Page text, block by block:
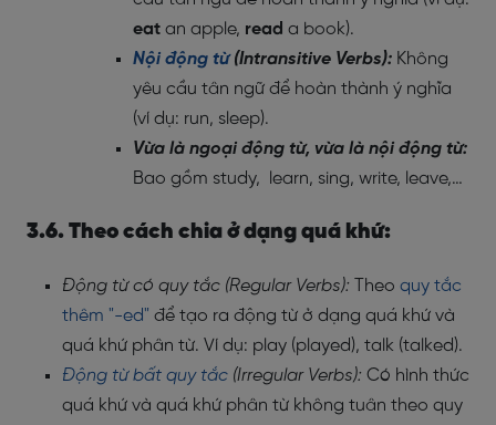
eat an apple, read a book).
Nội động từ(Intransitive Verbs): Không
yêu cầu tân ngữ để hoàn thành ý nghĩa
(ví dụ: run, sleep).
Vừa là ngoại động từ, vừa là nội động từ:
Bao gồm study, learn, sing, write, leave,…
3.6. Theo cách chia ở dạng quá khứ:
Động từ có quy tắc (Regular Verbs): Theo quy tắc
thêm "-ed" để tạo ra động từ ở dạng quá khứ và
quá khứ phân từ. Ví dụ: play (played), talk (talked).
Động từ bất quy tắc (Irregular Verbs): Có hình thức
quá khứ và quá khứ phân từ không tuân theo quy